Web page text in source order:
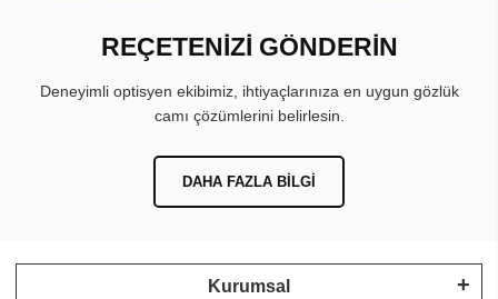
REÇETENİZİ GÖNDERİN
Deneyimli optisyen ekibimiz, ihtiyaçlarınıza en uygun gözlük
camı çözümlerini belirlesin.
DAHA FAZLA BILGI
Kurumsal